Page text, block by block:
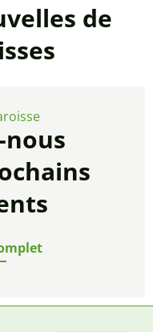
de
nous